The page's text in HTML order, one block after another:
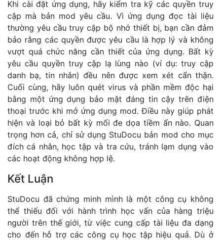
Khi cài đặt ứng dụng, hãy kiểm tra kỹ các quyền truy
cập mà bản mod yêu cầu. Vì ứng dụng đọc tài liệu
thường yêu cầu truy cập bộ nhớ thiết bị, bạn cần đảm
bảo rằng các quyền được yêu cầu là hợp lý và không
vượt quá chức năng cần thiết của ứng dụng. Bất kỳ
yêu cầu quyền truy cập lạ lùng nào (ví dụ: truy cập
danh bạ, tin nhắn) đều nên được xem xét cẩn thận.
Cuối cùng, hãy luôn quét virus và phần mềm độc hại
bằng một ứng dụng bảo mật đáng tin cậy trên điện
thoại trước khi mở ứng dụng mod. Điều này giúp phát
hiện và loại bỏ bất kỳ mối đe dọa tiềm ẩn nào. Quan
trọng hơn cả, chỉ sử dụng StuDocu bản mod cho mục
đích cá nhân, học tập và tra cứu, tránh lạm dụng vào
các hoạt động không hợp lệ.
Kết Luận
StuDocu đã chứng minh mình là một công cụ không
thể thiếu đối với hành trình học vấn của hàng triệu
người trên thế giới, từ việc cung cấp tài liệu đa dạng
cho đến hỗ trợ các công cụ học tập hiệu quả. Dù ở